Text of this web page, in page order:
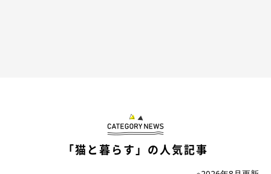
「猫と暮らす」の人気記事